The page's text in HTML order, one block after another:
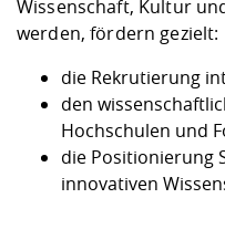
Vorbereitung auf das
Checkliste zum
Studien- und
Prüfungsordnungen
Studienbegleitung
und Physik
Studieren in besonderen
Lebenslagen oder
Beratungsangebote des
Studentenwerk Dresden
Lehren, Forschen und
Weiterbilden im Ausland
Formulare und
Forschungszentrum ZAFT
Wissenschaftliche Praxis
Prototyping und LabX
Gründung und Startup
Kooperationen und
Kontakt & Beratung
Chancengleichheit
Hochschulgesundheit
Klimaschutz &
Gremien und
Informatik/Mathematik
Landbau/Umwelt/Chemie
Maschinenbau
Studiengangentwicklung
Unternehmen
Beschaffungsvorhaben
Wissenschaft, Kultur
werden, fördern gezielt:
die Rekrutierung
den
Hochschulen und
die Positionierung
innovativen